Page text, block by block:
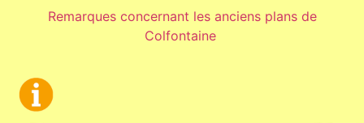
Remarques concernant les anciens plans de
Colfontaine